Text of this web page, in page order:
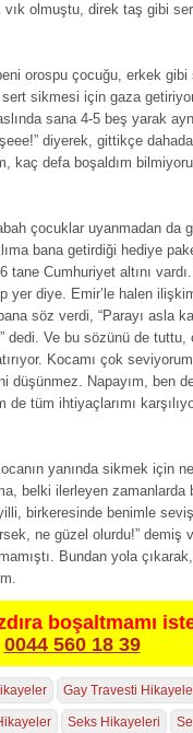
vık olmuştu, direk taş gibi
orospu çocuğu, erkek gibi
sikmesi için gaza
sana 4-5 beş yarak
diyerek, gittikçe
kaç defa boşaldım
çocuklar uyanmadan da
bana getirdiği hediye
tane Cumhuriyet altını
yer diye. Emir’le halen
söz verdi, “Parayı asla
dedi. Ve bu sözünü de tuttu,
Kocamı çok
düşünmez. Napayım, ben
tüm ihtiyaçlarımı
yanında sikmek için
belki ilerleyen zamanlarda
birkeresinde benimle
ne güzel olurdu!” demiş
Bundan yola
boşaltmamı
0044 560 18 39
Gay Travesti
Seks Hikayeleri